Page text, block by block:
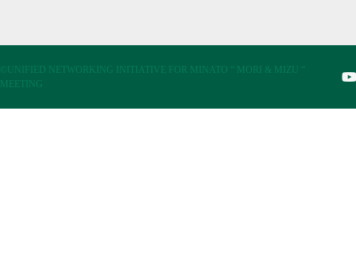
©UNIFIED NETWORKING INITIATIVE FOR MINATO “ MORI & MIZU “
MEETING